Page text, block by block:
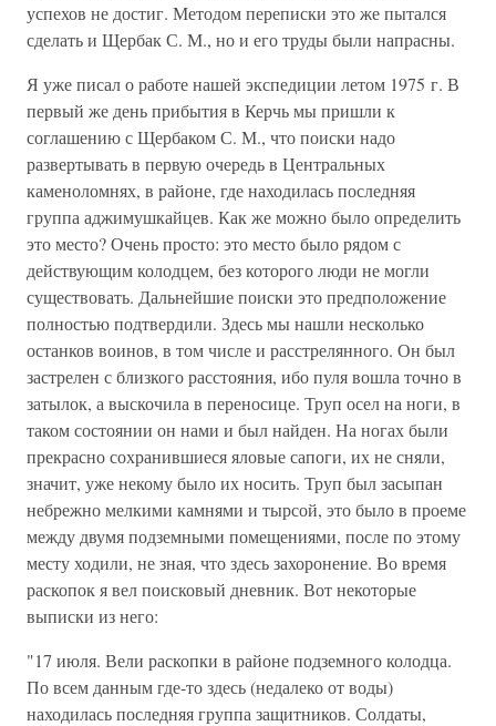
успехов не достиг. Методом переписки это же пытался
сделать и Щербак С. М., но и его труды были напрасны.
Я уже писал о работе нашей экспедиции летом 1975 г. В
первый же день прибытия в Керчь мы пришли к
соглашению с Щербаком С. М., что поиски надо
развертывать в первую очередь в Центральных
каменоломнях, в районе, где находилась последняя
группа аджимушкайцев. Как же можно было определить
это место? Очень просто: это место было рядом с
действующим колодцем, без которого люди не могли
существовать. Дальнейшие поиски это предположение
полностью подтвердили. Здесь мы нашли несколько
останков воинов, в том числе и расстрелянного. Он был
застрелен с близкого расстояния, ибо пуля вошла точно в
затылок, а выскочила в переносице. Труп осел на ноги, в
таком состоянии он нами и был найден. На ногах были
прекрасно сохранившиеся яловые сапоги, их не сняли,
значит, уже некому было их носить. Труп был засыпан
небрежно мелкими камнями и тырсой, это было в проеме
между двумя подземными помещениями, после по этому
месту ходили, не зная, что здесь захоронение. Во время
раскопок я вел поисковый дневник. Вот некоторые
выписки из него:
"17 июля. Вели раскопки в районе подземного колодца.
По всем данным где-то здесь (недалеко от воды)
находилась последняя группа защитников. Солдаты,